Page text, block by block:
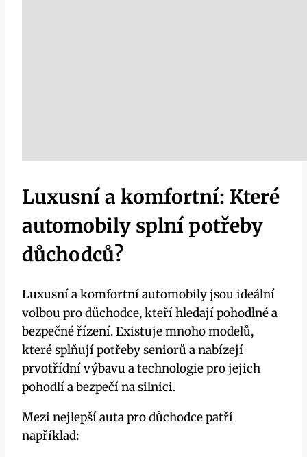
Luxusní a komfortní: Které
automobily splní potřeby
důchodců?
Luxusní a komfortní automobily jsou ideální
volbou pro důchodce, kteří hledají pohodlné a
bezpečné řízení. Existuje mnoho modelů,
které splňují potřeby seniorů a nabízejí
prvotřídní výbavu a technologie pro jejich
pohodlí a bezpečí na silnici.
Mezi nejlepší auta pro důchodce patří
například: